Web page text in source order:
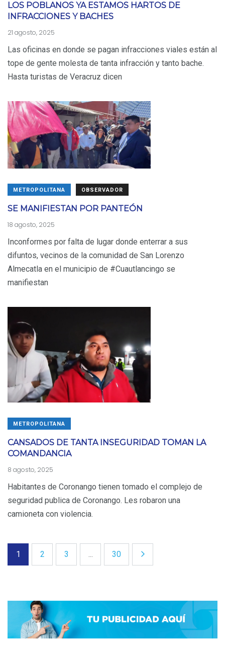
LOS POBLANOS YA ESTAMOS HARTOS DE
INFRACCIONES Y BACHES
21 agosto, 2025
Las oficinas en donde se pagan infracciones viales están al
tope de gente molesta de tanta infracción y tanto bache.
Hasta turistas de Veracruz dicen
METROPOLITANA OBSERVADOR
SE MANIFIESTAN POR PANTEÓN
18 agosto, 2025
Inconformes por falta de lugar donde enterrar a sus
difuntos, vecinos de la comunidad de San Lorenzo
Almecatla en el municipio de #Cuautlancingo se
manifiestan
METROPOLITANA
CANSADOS DE TANTA INSEGURIDAD TOMAN LA
COMANDANCIA
8 agosto, 2025
Habitantes de Coronango tienen tomado el complejo de
seguridad publica de Coronango. Les robaron una
camioneta con violencia.
1 2 3 ... 30